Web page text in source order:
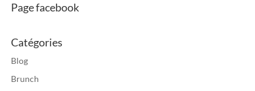
Page facebook
Catégories
Blog
Brunch